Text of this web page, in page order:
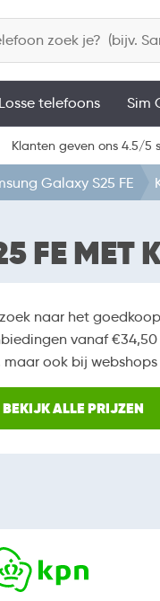
Losse telefoons Sim
Klanten geven ons 4.5/5
Galaxy S25 FE
FE MET
naar het
vanaf €34,50
maar ook bij
BEKIJK ALLE PRIJZEN